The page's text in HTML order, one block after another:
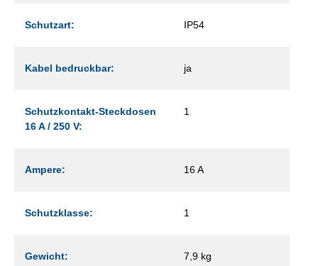
Schutzart: IP54
Kabel bedruckbar: ja
Schutzkontakt-Steckdosen
16 A / 250 V:
1
Ampere: 16 A
Schutzklasse: 1
Gewicht: 7,9 kg